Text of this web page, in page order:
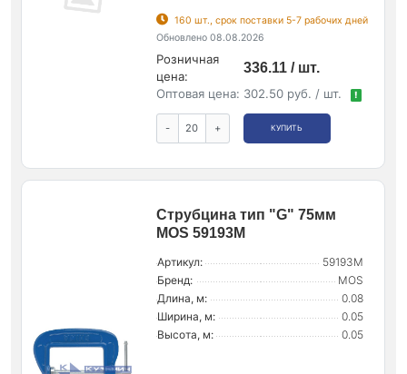
160 шт., срок поставки 5-7 рабочих дней
Обновлено 08.08.2026
Розничная
цена:
336.11 / шт.
Оптовая цена: 302.50 руб. / шт. !
- + КУПИТЬ
Струбцина тип "G" 75мм
MOS 59193М
Артикул:
59193М
Бренд:
MOS
Длина, м:
0.08
Ширина, м:
0.05
Высота, м:
0.05